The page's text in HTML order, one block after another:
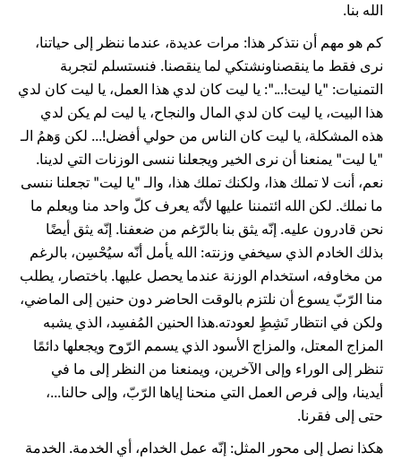
الله بنا.
كم هو مهم أن نتذكر هذا: مرات عديدة، عندما ننظر إلى حياتنا،
نرى فقط ما ينقصناونشتكي لما ينقصنا. فنستسلم لتجربة
التمنيات: "يا ليت!...": يا ليت كان لدي هذا العمل، يا ليت كان لدي
هذا البيت، يا ليت كان لدي المال والنجاح، يا ليت لم يكن لدي
هذه المشكلة، يا ليت كان الناس من حولي أفضل!... لكن وَهمُ الـ
"يا ليت" يمنعنا أن نرى الخير ويجعلنا ننسى الوزنات التي لدينا.
نعم، أنت لا تملك هذا، ولكنك تملك هذا، والـ "يا ليت" تجعلنا ننسى
ما نملك. لكن الله ائتمننا عليها لأنّه يعرف كلّ واحد منا ويعلم ما
نحن قادرون عليه. إنّه يثق بنا بالرّغم من ضعفنا. إنّه يثق أيضًا
بذلك الخادم الذي سيخفي وزنته: الله يأمل أنّه سيُحْسِن، بالرغم
من مخاوفه، استخدام الوزنة عندما يحصل عليها. باختصار، يطلب
منا الرّبّ يسوع أن نلتزم بالوقت الحاضر دون حنين إلى الماضي،
ولكن في انتظار نَشِطٍ لعودته.هذا الحنين المُفسِد، الذي يشبه
المزاج المعتل، والمزاج الأسود الذي يسمم الرّوح ويجعلها دائمًا
تنظر إلى الوراء وإلى الآخرين، ويمنعنا من النظر إلى ما في
أيدينا، وإلى فرص العمل التي منحنا إياها الرّبّ، وإلى حالنا...،
حتى إلى فقرنا.
هكذا نصل إلى محور المثل: إنّه عمل الخدام، أي الخدمة. الخدمة